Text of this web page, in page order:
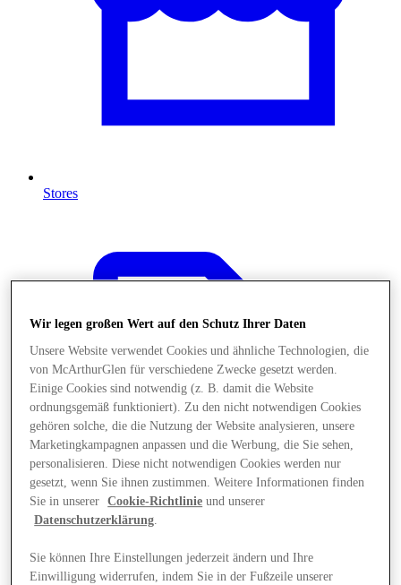
Stores
Angebote
Wir legen großen Wert auf den Schutz Ihrer Daten
Unsere Website verwendet Cookies und ähnliche Technologien, die
von McArthurGlen für verschiedene Zwecke gesetzt werden.
Einige Cookies sind notwendig (z. B. damit die Website
ordnungsgemäß funktioniert). Zu den nicht notwendigen Cookies
gehören solche, die die Nutzung der Website analysieren, unsere
Marketingkampagnen anpassen und die Werbung, die Sie sehen,
personalisieren. Diese nicht notwendigen Cookies werden nur
gesetzt, wenn Sie ihnen zustimmen. Weitere Informationen finden
Sie in unserer
Cookie-Richtlinie und unserer
Datenschutzerklärung.
Sie können Ihre Einstellungen jederzeit ändern und Ihre
Einwilligung widerrufen, indem Sie in der Fußzeile unserer